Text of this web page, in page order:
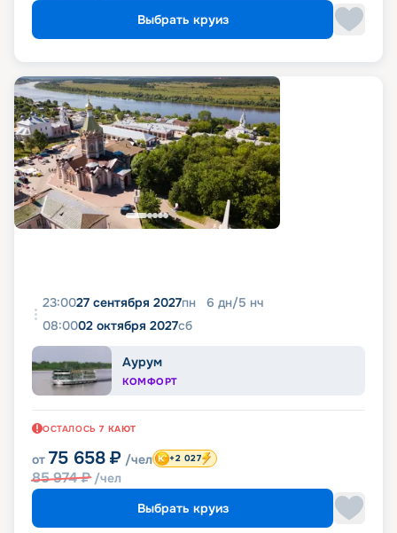
Выбрать круиз
23:0027 сентября 2027пн 6 дн/5 нч
08:0002 октября 2027сб
Аурум
КОМФОРТ
ОСТАЛОСЬ 7 КАЮТ
от 75 658 ₽ /чел
85 974₽ /чел
+2 027
Выбрать круиз